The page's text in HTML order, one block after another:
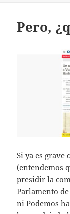
Pero,
Si ya es grave
(entendemos
presidir la
Parlamento
ni Podemos